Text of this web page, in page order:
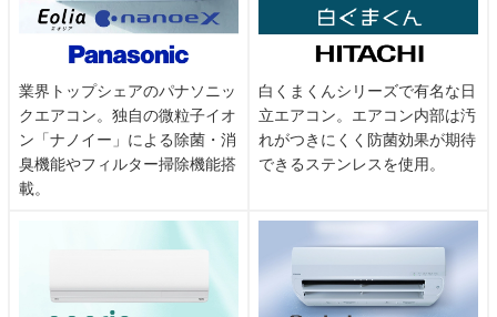
業界トップシェアのパナソニッ
クエアコン。独自の微粒子イオ
ン「ナノイー」による除菌・消
臭機能やフィルター掃除機能搭
載。
白くまくんシリーズで有名な日
立エアコン。エアコン内部は汚
れがつきにくく防菌効果が期待
できるステンレスを使用。